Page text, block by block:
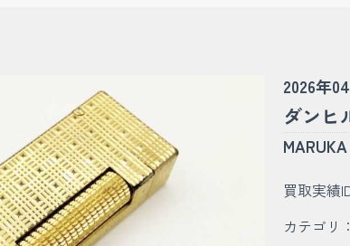
2026年
ダンヒ
買取実績
カテゴリ